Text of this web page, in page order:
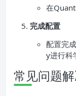
在
完成配置
配置完
y进行科
常见问题